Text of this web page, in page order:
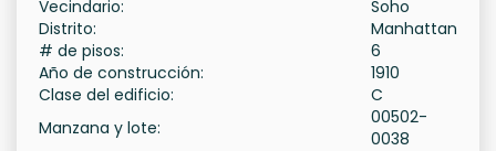
Vecindario:
Soho
Distrito:
Manhattan
# de pisos:
6
Año de construcción:
1910
Clase del edificio:
C
Manzana y lote:
00502-
0038